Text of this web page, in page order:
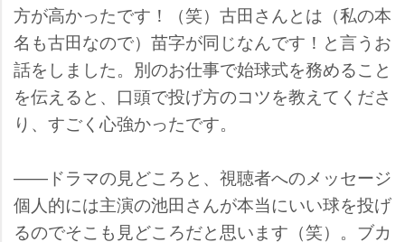
方が高かったです！（笑）古田さんとは（私の本
名も古田なので）苗字が同じなんです！と言うお
話をしました。別のお仕事で始球式を務めること
を伝えると、口頭で投げ方のコツを教えてくださ
り、すごく心強かったです。
――ドラマの見どころと、視聴者へのメッセージ
個人的には主演の池田さんが本当にいい球を投げ
るのでそこも見どころだと思います（笑）。ブカ